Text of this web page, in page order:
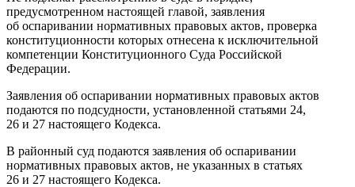
предусмотренном настоящей главой, заявления
об оспаривании нормативных правовых актов, проверка
конституционности которых отнесена к исключительной
компетенции Конституционного Суда Российской
Федерации.
Заявления об оспаривании нормативных правовых актов
подаются по подсудности, установленной статьями 24,
26 и 27 настоящего Кодекса.
В районный суд подаются заявления об оспаривании
нормативных правовых актов, не указанных в статьях
26 и 27 настоящего Кодекса.